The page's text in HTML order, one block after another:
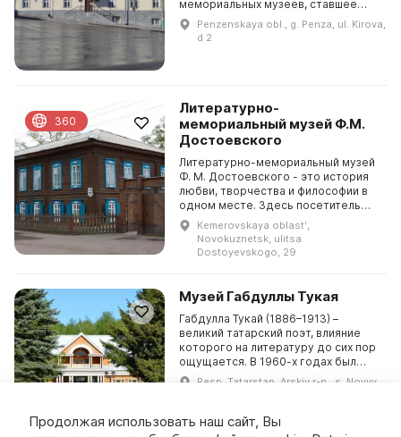
мемориальных музеев, ставшее
первым объединением музеев
литературного профиля в России. В
Penzenskaya obl., g. Penza, ul. Kirova,
d 2
Литературно-
мемориальный музей Ф.М.
Достоевского
Литературно-мемориальный музей
Ф. М. Достоевского - это история
любви, творчества и философии в
одном месте. Здесь посетитель
узнает о жизни и пути писателя, о
его взаимоотношениях и венчании.
Необычн...
Kemerovskaya oblastʹ,
Novokuznetsk, ulitsa
Dostoyevskogo, 29
360
Музей Габдуллы Тукая
Габдулла Тукай (1886–1913) –
великий татарский поэт, влияние
которого на литературу до сих пор
ощущается. В 1960-х годах был
открыт музей Тукая, который
Resp. Tatarstan, Arskiy r-n., s. Novyy
Продолжая использовать наш сайт, Вы